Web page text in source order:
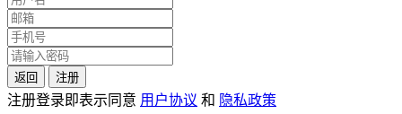
返回 注册
注册登录即表示同意 用户协议 和 隐私政策